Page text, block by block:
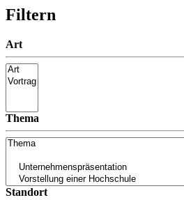
Filtern
Art
Thema
Standort